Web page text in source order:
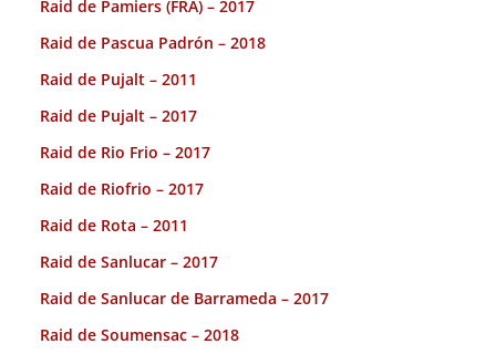
Raid de Pamiers (FRA) – 2017
Raid de Pascua Padrón – 2018
Raid de Pujalt – 2011
Raid de Pujalt – 2017
Raid de Rio Frio – 2017
Raid de Riofrio – 2017
Raid de Rota – 2011
Raid de Sanlucar – 2017
Raid de Sanlucar de Barrameda – 2017
Raid de Soumensac – 2018